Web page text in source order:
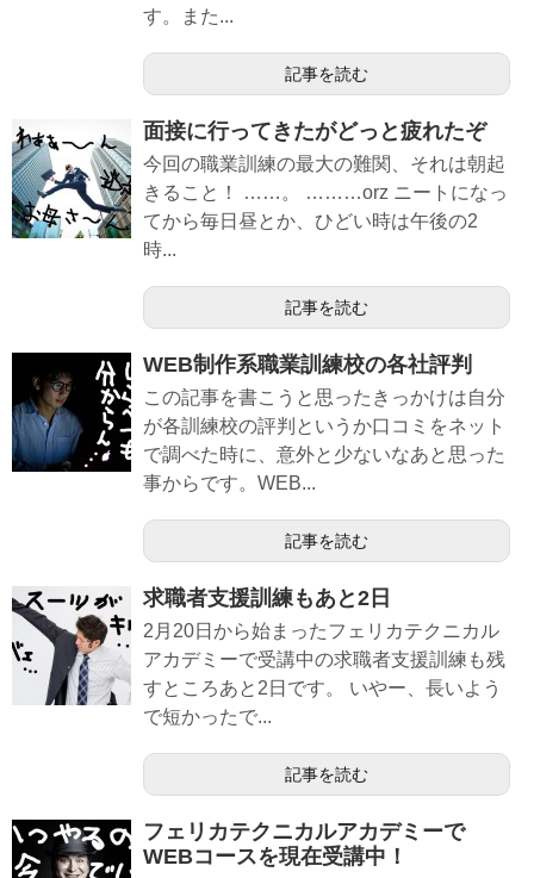
す。また...
記事を読む
面接に行ってきたがどっと疲れたぞ
今回の職業訓練の最大の難関、それは朝起
きること！ ……。 ………orz ニートになっ
てから毎日昼とか、ひどい時は午後の2
時...
記事を読む
WEB制作系職業訓練校の各社評判
この記事を書こうと思ったきっかけは自分
が各訓練校の評判というか口コミをネット
で調べた時に、意外と少ないなあと思った
事からです。WEB...
記事を読む
求職者支援訓練もあと2日
2月20日から始まったフェリカテクニカル
アカデミーで受講中の求職者支援訓練も残
すところあと2日です。 いやー、長いよう
で短かったで...
記事を読む
フェリカテクニカルアカデミーで
WEBコースを現在受講中！